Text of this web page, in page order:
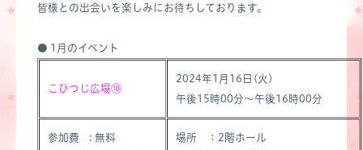
皆様との出会いを楽しみにお待ちしております。
● 1月のイベント
こひつじ広場⑩
2024年1月16日(火)
午後15時00分～午後16時00分
参加費 : 無料
場所 ：2階ホール